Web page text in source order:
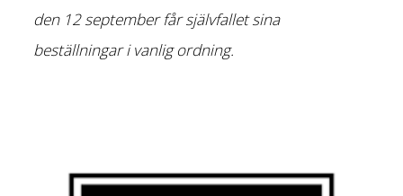
den 12 september får självfallet sina
beställningar i vanlig ordning.